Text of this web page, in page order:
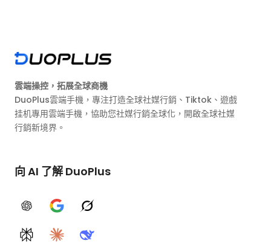
雲端操控，拓展全球商機
DuoPlus雲端手機，專注打造全球社媒行銷、Tiktok、遊戲
挂机專用雲端手機，協助您社媒行銷全球化，開啟全球社媒
行銷新境界。
向 AI 了解 DuoPlus
ChatGPTGoogle AIGrok
PerplexityClaudeDeepSeek